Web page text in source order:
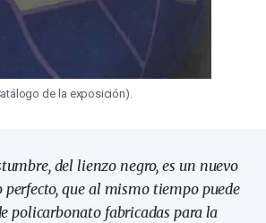
de la exposición).
del lienzo negro, es un nuevo
perfecto, que al mismo tiempo puede
policarbonato fabricadas para la